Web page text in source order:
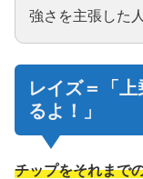
強さを主張した
レイズ＝「上
るよ！」
チップをそれまで